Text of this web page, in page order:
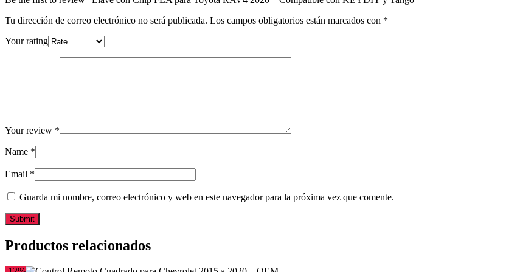
Tu dirección de correo electrónico no será publicada. Los campos obligatorios están marcados con *
Your rating
Your review *
Name *
Email *
Guarda mi nombre, correo electrónico y web en este navegador para la próxima vez que comente.
Productos relacionados